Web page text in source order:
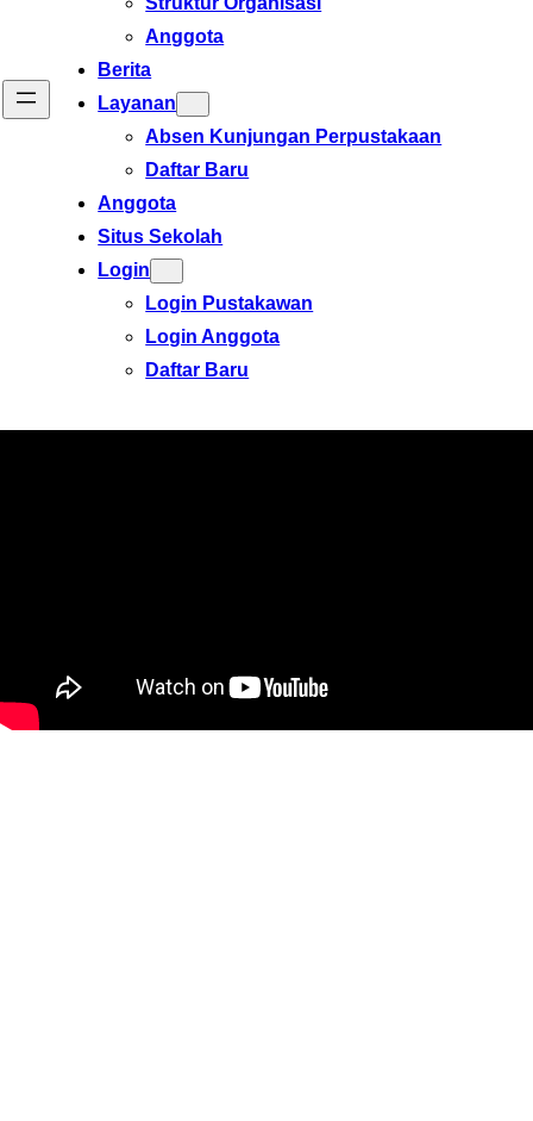
Anggota
Berita
Layanan
Absen Kunjungan Perpustakaan
Daftar Baru
Anggota
Situs Sekolah
Login
Login Pustakawan
Login Anggota
Daftar Baru